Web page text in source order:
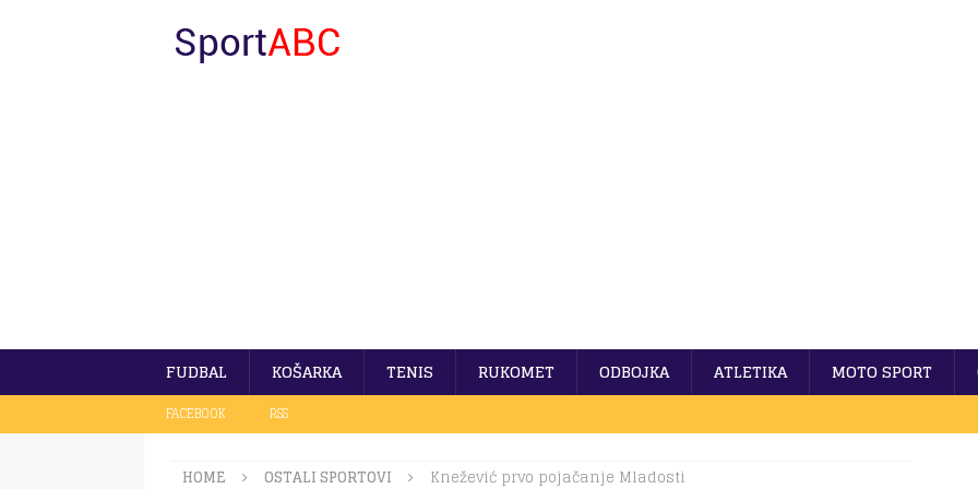
FUDBAL KOŠARKA TENIS RUKOMET ODBOJKA ATLETIKA MOTO SPORT
FACEBOOK RSS
HOME OSTALI SPORTOVI Knežević prvo pojačanje Mladosti